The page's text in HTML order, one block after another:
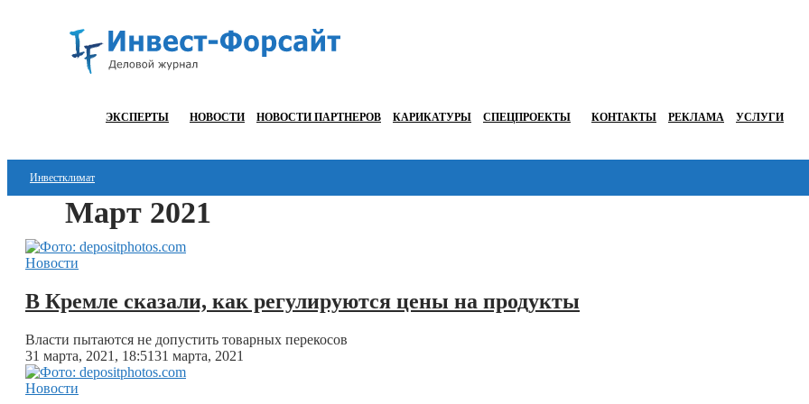
ЭКСПЕРТЫ НОВОСТИ НОВОСТИ ПАРТНЕРОВ КАРИКАТУРЫ СПЕЦПРОЕКТЫ КОНТАКТЫ РЕКЛАМА УСЛУГИ
Инвестклимат
Инвестиции
Технологии
ESG
Март 2021
Новости
В Кремле сказали, как регулируются цены на продукты
Власти пытаются не допустить товарных перекосов
31 марта, 2021, 18:5131 марта, 2021
Новости